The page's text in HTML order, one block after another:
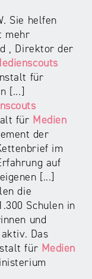
Sie helfen
mehr
, Direktor der
für
[...]
für Medien
der
im
auf
[...]
die
Schulen in
und
aktiv. Das
für Medien